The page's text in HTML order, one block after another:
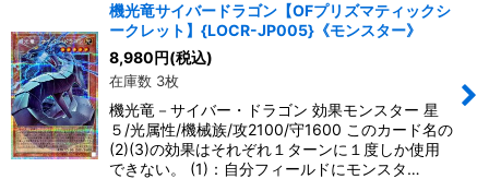
機光竜サイバードラゴン【OFプリズマティックシ
ークレット】{LOCR-JP005}《モンスター》
8,980円(税込)
在庫数 3枚
機光竜－サイバー・ドラゴン 効果モンスター 星
５/光属性/機械族/攻2100/守1600 このカード名の
(2)(3)の効果はそれぞれ１ターンに１度しか使用
できない。 (1)：自分フィールドにモンスタ…